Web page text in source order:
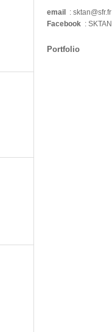
email
: sktan@sfr.fr
Facebook : SKTAN
Portfolio